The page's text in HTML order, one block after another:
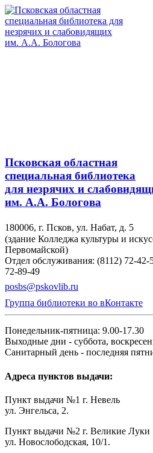
Псковская областная
специальная библиотека
для незрячих и
им. А.А. Бологова
180006, г. Псков, ул. Набат, д. 5
(здание Колледжа культуры и
Первомайской)
Отдел обслуживания: (8112) 72-42-
72-89-49
posbs@pskovlib.ru
Группа библиотеки во вКонтакте
Понедельник-пятница: 9.00-17.30
Выходные дни - суббота,
Санитарный день - последняя
Адреса пунктов выдачи:
Пункт выдачи №1 г. Невель
ул. Энгельса, 2.
Пункт выдачи №2 г. Великие Луки
ул. Новослободская, 10/1.